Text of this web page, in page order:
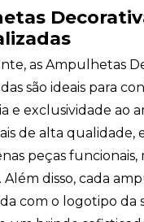
as Ampulhetas
são ideais para
e exclusividade ao
de alta qualidade,
peças
Além disso, cada
com o logotipo da